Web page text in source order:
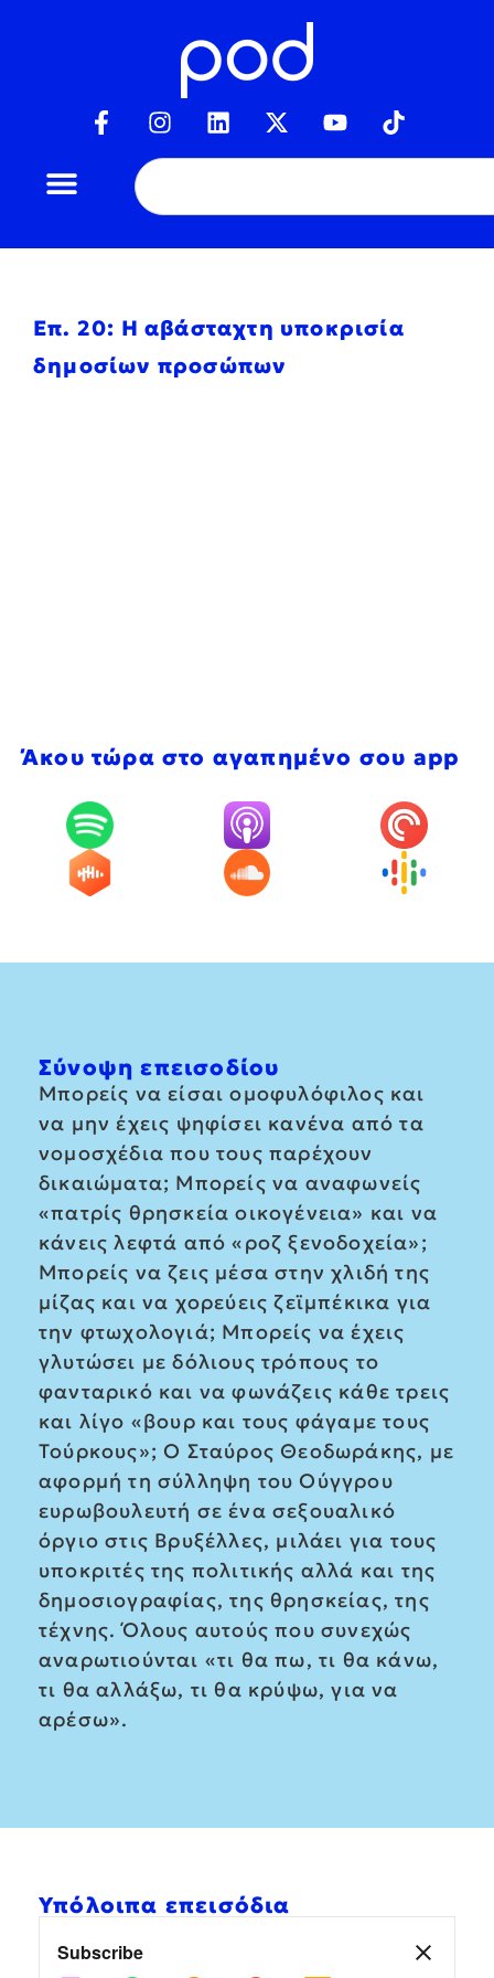
Επ. 20: Η αβάσταχτη υποκρισία
δημοσίων προσώπων
Άκου τώρα στο αγαπημένο σου app
Σύνοψη επεισοδίου
Μπορείς να είσαι ομοφυλόφιλος και
να μην έχεις ψηφίσει κανένα από τα
νομοσχέδια που τους παρέχουν
δικαιώματα; Μπορείς να αναφωνείς
«πατρίς θρησκεία οικογένεια» και να
κάνεις λεφτά από «ροζ ξενοδοχεία»;
Μπορείς να ζεις μέσα στην χλιδή της
μίζας και να χορεύεις ζεϊμπέκικα για
την φτωχολογιά; Μπορείς να έχεις
γλυτώσει με δόλιους τρόπους το
φανταρικό και να φωνάζεις κάθε τρεις
και λίγο «βουρ και τους φάγαμε τους
Τούρκους»; Ο Σταύρος Θεοδωράκης, με
αφορμή τη σύλληψη του Ούγγρου
ευρωβουλευτή σε ένα σεξουαλικό
όργιο στις Βρυξέλλες, μιλάει για τους
υποκριτές της πολιτικής αλλά και της
δημοσιογραφίας, της θρησκείας, της
τέχνης. Όλους αυτούς που συνεχώς
αναρωτιούνται «τι θα πω, τι θα κάνω,
τι θα αλλάξω, τι θα κρύψω, για να
αρέσω».
Υπόλοιπα επεισόδια